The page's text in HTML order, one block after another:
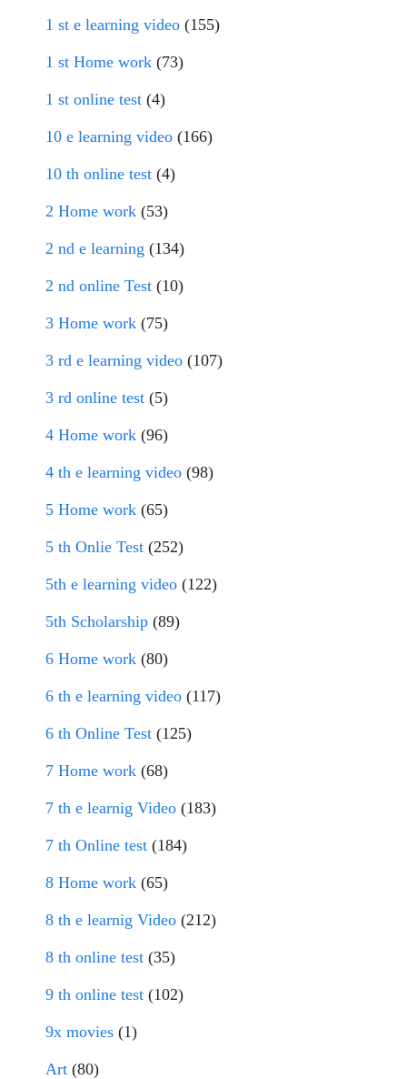
1 st e learning video (155)
1 st Home work (73)
1 st online test (4)
10 e learning video (166)
10 th online test (4)
2 Home work (53)
2 nd e learning (134)
2 nd online Test (10)
3 Home work (75)
3 rd e learning video (107)
3 rd online test (5)
4 Home work (96)
4 th e learning video (98)
5 Home work (65)
5 th Onlie Test (252)
5th e learning video (122)
5th Scholarship (89)
6 Home work (80)
6 th e learning video (117)
6 th Online Test (125)
7 Home work (68)
7 th e learnig Video (183)
7 th Online test (184)
8 Home work (65)
8 th e learnig Video (212)
8 th online test (35)
9 th online test (102)
9x movies (1)
Art (80)